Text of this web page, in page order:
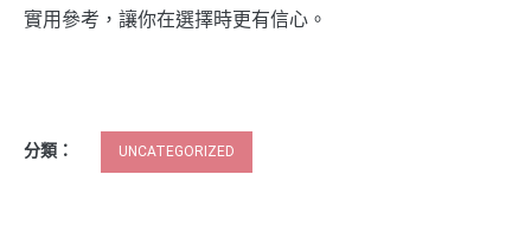
實用參考，讓你在選擇時更有信心。
分類： UNCATEGORIZED